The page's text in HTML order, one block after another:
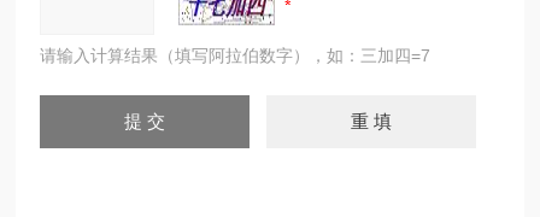
请输入计算结果（填写阿拉伯数字），如：三加四=7